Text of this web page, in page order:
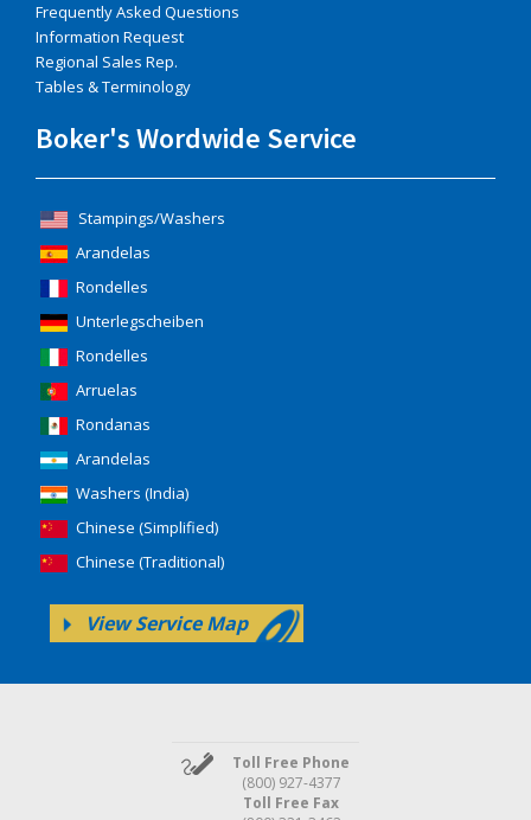
Frequently Asked Questions
Information Request
Regional Sales Rep.
Tables & Terminology
Boker's Wordwide Service
Stampings/Washers
Arandelas
Rondelles
Unterlegscheiben
Rondelles
Arruelas
Rondanas
Arandelas
Washers (India)
Chinese (Simplified)
Chinese (Traditional)
View Service Map
Toll Free Phone
(800) 927-4377
Toll Free Fax